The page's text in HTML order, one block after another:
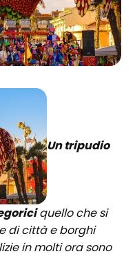
Un tripudio
quello che si
di città e borghi
in molti ora sono